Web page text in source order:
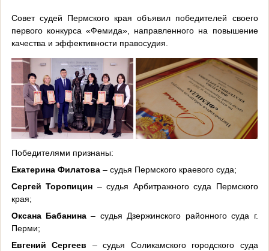
Совет судей Пермского края объявил победителей своего
первого конкурса «Фемида», направленного на повышение
качества и эффективности правосудия.
Победителями признаны:
Екатерина Филатова – судья Пермского краевого суда;
Сергей Торопицин – судья Арбитражного суда Пермского
края;
Оксана Бабанина– судья Дзержинского районного суда г.
Перми;
Евгений Сергеев – судья Соликамского городского суда